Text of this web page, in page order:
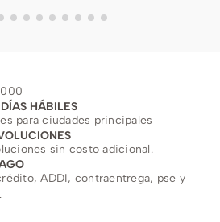
HÁBILES
para ciudades principales
sin costo adicional.
ADDI, contraentrega, pse y